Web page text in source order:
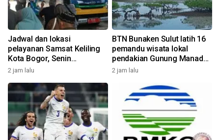
Jadwal dan lokasi
pelayanan Samsat Keliling
Kota Bogor, Senin
(10/8/2026)
2 jam lalu
BTN Bunaken Sulut latih 16
pemandu wisata lokal
pendakian Gunung Manado
Tua
2 jam lalu